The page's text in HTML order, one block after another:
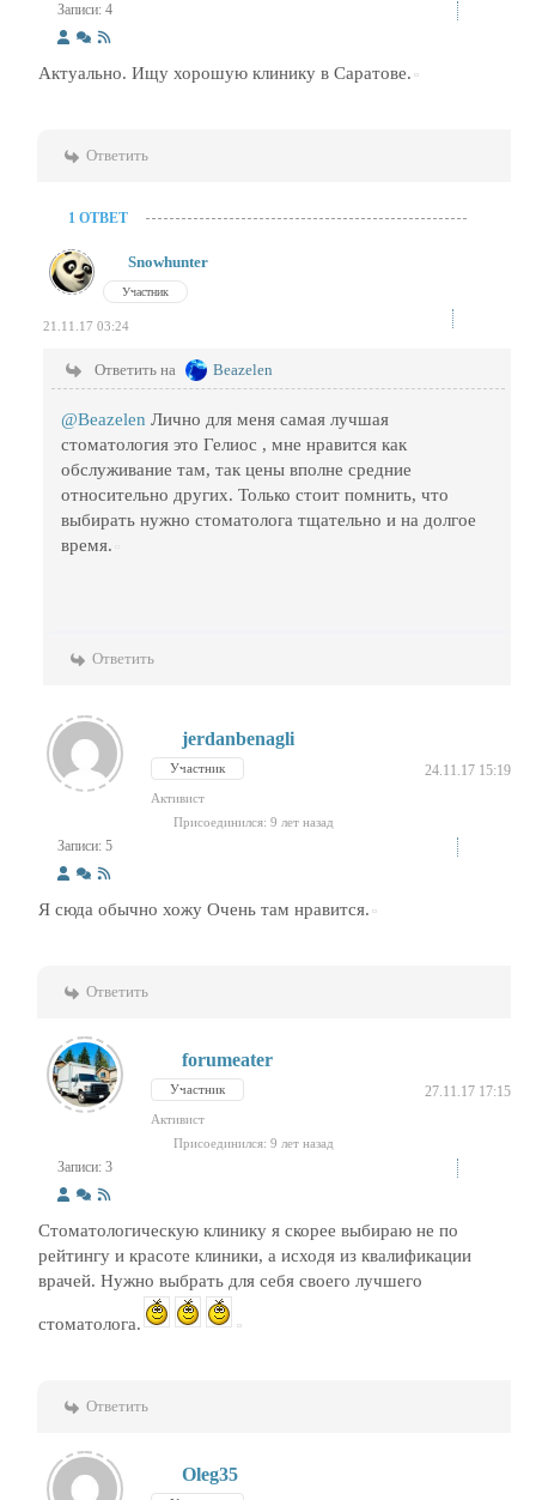
Записи: 4
Актуально. Ищу хорошую клинику в Саратове.
Ответить
1 ОТВЕТ
Snowhunter
Участник
21.11.17 03:24
Ответить на Beazelen
@Beazelen Лично для меня самая лучшая
стоматология это Гелиос , мне нравится как
обслуживание там, так цены вполне средние
относительно других. Только стоит помнить, что
выбирать нужно стоматолога тщательно и на долгое
время.
Ответить
Записи: 5
jerdanbenagli
Участник 24.11.17 15:19
Активист
Присоединился: 9 лет назад
Я сюда обычно хожу Очень там нравится.
Ответить
Записи: 3
forumeater
Участник 27.11.17 17:15
Активист
Присоединился: 9 лет назад
Стоматологическую клинику я скорее выбираю не по
рейтингу и красоте клиники, а исходя из квалификации
врачей. Нужно выбрать для себя своего лучшего
стоматолога.
Ответить
Oleg35